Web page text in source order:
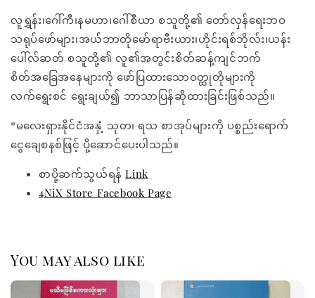
လူရွှန်း၊ဂေါ်ကီ၊နမဟာ၊ဂေါ်စီယာ စသူတို့၏ တော်လှန်ရေးဘဝ
သရုပ်ဖော်များ၊အယ်ဘာတိုမော်ရာဗီးယား၊ဟိုင်းရစ်ဘိုလ်း၊ယန်း
ပေါ်လ်ဆတ် စသူတို့၏ လူ၏အတွင်းစိတ်ဆန့်ကျင်ဘက်
စိတ်အခြေအနေများကို ဖော်ပြထားသောဝတ္ထုတိုများကို
လက်ရွေးစင် ရွေးချယ်၍ ဘာသာပြန်ဆိုထားခြင်းဖြစ်သည်။
*မလေးရှားနိုင်ငံအနှံ့ သုတ၊ ရသ စာအုပ်များကို ပစ္စည်းရောက်
ငွေချေစနစ်ဖြင့် ပို့ဆောင်ပေးပါသည်။
စာပို့ဆက်သွယ်ရန်Link
4NiX Store Facebook Page
You may also like